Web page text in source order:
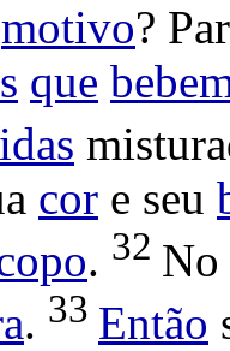
motivo?
que
cor e seu
. 32 No
. 33 Então